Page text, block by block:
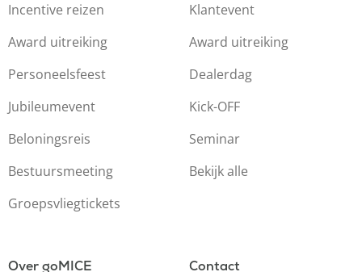
Incentive reizen
Award uitreiking
Personeelsfeest
Jubileumevent
Beloningsreis
Bestuursmeeting
Groepsvliegtickets
Klantevent
Award uitreiking
Dealerdag
Kick-OFF
Seminar
Bekijk alle
Over goMICE Contact